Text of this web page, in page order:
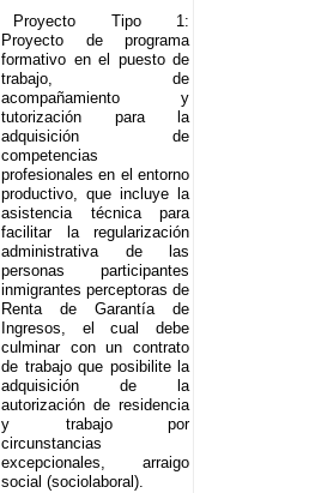
Proyecto Tipo 1:
Proyecto de programa
formativo en el puesto de
trabajo, de
acompañamiento y
tutorización para la
adquisición de
competencias
profesionales en el entorno
productivo, que incluye la
asistencia técnica para
facilitar la regularización
administrativa de las
personas participantes
inmigrantes perceptoras de
Renta de Garantía de
Ingresos, el cual debe
culminar con un contrato
de trabajo que posibilite la
adquisición de la
autorización de residencia
y trabajo por
circunstancias
excepcionales, arraigo
social (sociolaboral).